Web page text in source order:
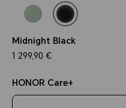
Midnight Black
1 299,90 €
HONOR Care+